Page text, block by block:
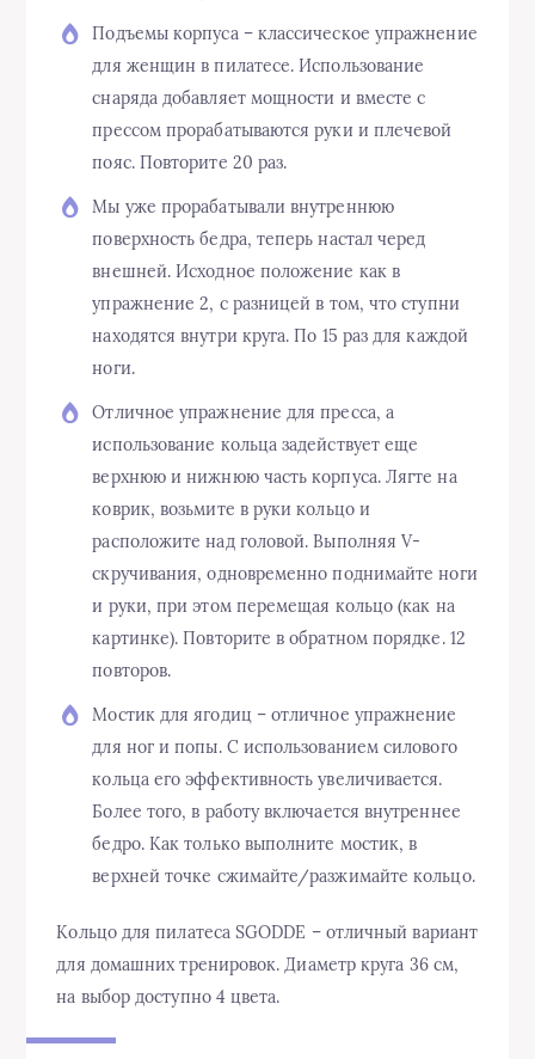
Подъемы корпуса – классическое упражнение
для женщин в пилатесе. Использование
снаряда добавляет мощности и вместе с
прессом прорабатываются руки и плечевой
пояс. Повторите 20 раз.
Мы уже прорабатывали внутреннюю
поверхность бедра, теперь настал черед
внешней. Исходное положение как в
упражнение 2, с разницей в том, что ступни
находятся внутри круга. По 15 раз для каждой
ноги.
Отличное упражнение для пресса, а
использование кольца задействует еще
верхнюю и нижнюю часть корпуса. Лягте на
коврик, возьмите в руки кольцо и
расположите над головой. Выполняя V-
скручивания, одновременно поднимайте ноги
и руки, при этом перемещая кольцо (как на
картинке). Повторите в обратном порядке. 12
повторов.
Мостик для ягодиц – отличное упражнение
для ног и попы. С использованием силового
кольца его эффективность увеличивается.
Более того, в работу включается внутреннее
бедро. Как только выполните мостик, в
верхней точке сжимайте/разжимайте кольцо.
Кольцо для пилатеса SGODDE – отличный вариант
для домашних тренировок. Диаметр круга 36 см,
на выбор доступно 4 цвета.